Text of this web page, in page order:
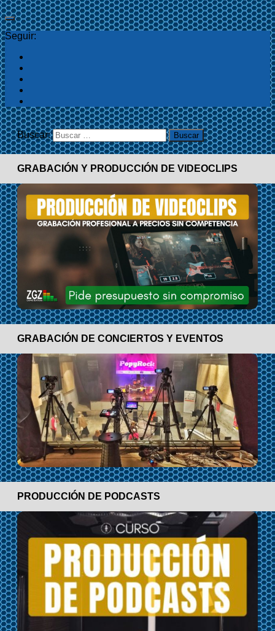
Seguir:
Buscar:
GRABACIÓN Y PRODUCCIÓN DE VIDEOCLIPS
GRABACIÓN DE CONCIERTOS Y EVENTOS
PRODUCCIÓN DE PODCASTS